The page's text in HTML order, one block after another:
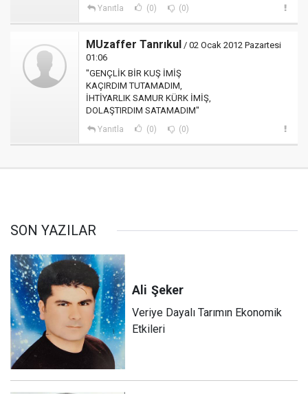
Yanıtla (0) (0)
MUzaffer Tanrıkul / 02 Ocak 2012 Pazartesi
01:06
"GENÇLİK BİR KUŞ İMİŞ
KAÇIRDIM TUTAMADIM,
İHTİYARLIK SAMUR KÜRK İMİŞ,
DOLAŞTIRDIM SATAMADIM"
Yanıtla (0) (0)
SON YAZILAR
Ali Şeker
Veriye Dayalı Tarımın Ekonomik
Etkileri